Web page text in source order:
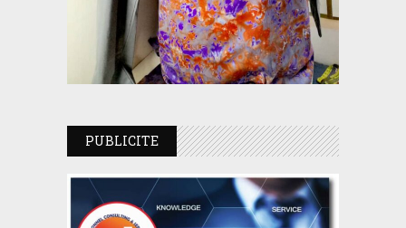
PUBLICITE